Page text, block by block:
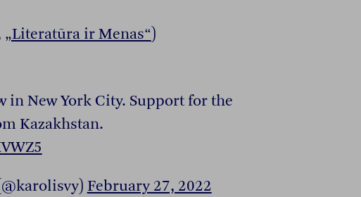
„Literatūra ir Menas“)
in New York City. Support for the
Kazakhstan.
February 27, 2022